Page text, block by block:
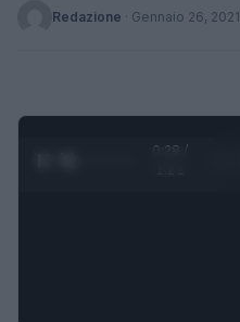
Redazione · Gennaio 26, 2021
0:29 /